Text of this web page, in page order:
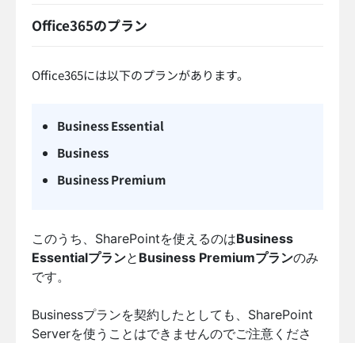
Office365のプラン
Office365には以下のプランがあります。
Business Essential
Business
Business Premium
このうち、SharePointを使えるのはBusiness
Essentialプランと Business Premiumプランのみ
です。
Businessプランを契約したとしても、SharePoint
Serverを使うことはできませんのでご注意くださ